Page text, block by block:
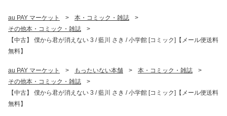
au PAY マーケット > 本・コミック・雑誌
>
その他本・コミック・雑誌
>
【中古】 僕から君が消えない 3 / 藍川 さき / 小学館 [コミック]【メール便送料
無料】
au PAY マーケット > もったいない本舗 > 本・コミック・雑誌
>
その他本・コミック・雑誌
>
【中古】 僕から君が消えない 3 / 藍川 さき / 小学館 [コミック]【メール便送料
無料】